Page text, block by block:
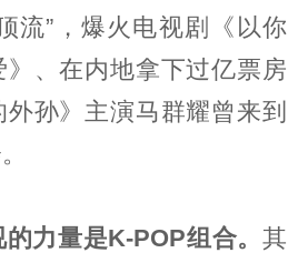
流”，爆火电视剧《以你
、在内地拿下过亿票房
孙》主演马群耀曾来到
力量是K-POP组合。 其